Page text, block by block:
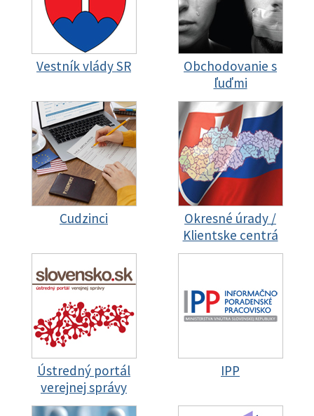
Vestník vlády SR
Obchodovanie s
ľuďmi
Cudzinci
Okresné úrady /
Klientske centrá
Ústredný portál
verejnej správy
IPP